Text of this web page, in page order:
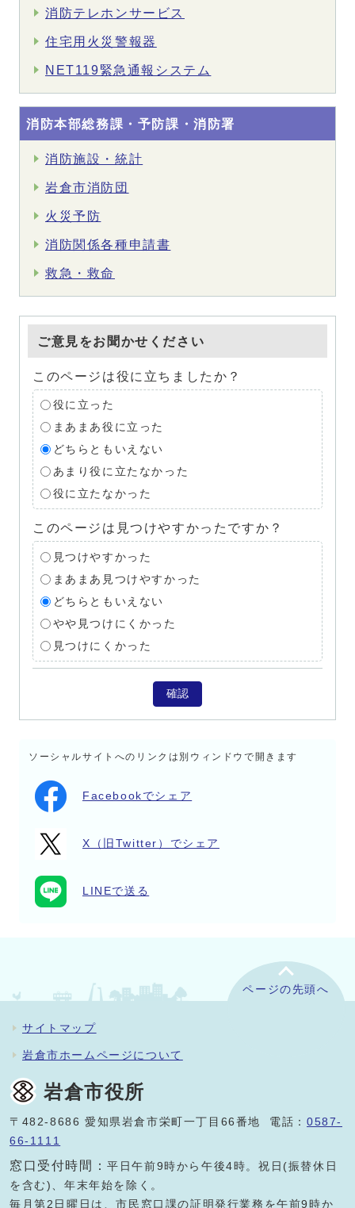
消防テレホンサービス
住宅用火災警報器
NET119緊急通報システム
消防本部総務課・予防課・消防署
消防施設・統計
岩倉市消防団
火災予防
消防関係各種申請書
救急・救命
ご意見をお聞かせください
このページは役に立ちましたか？
役に立った
まあまあ役に立った
どちらともいえない
あまり役に立たなかった
役に立たなかった
このページは見つけやすかったですか？
見つけやすかった
まあまあ見つけやすかった
どちらともいえない
やや見つけにくかった
見つけにくかった
確認
ソーシャルサイトへのリンクは別ウィンドウで開きます
Facebookでシェア
X（旧Twitter）でシェア
LINEで送る
ページの先頭へ
サイトマップ
岩倉市ホームページについて
岩倉市役所
〒482-8686 愛知県岩倉市栄町一丁目66番地 電話：0587-
66-1111
窓口受付時間：平日午前9時から午後4時。祝日(振替休日
を含む)、年末年始を除く。
毎月第2日曜日は、市民窓口課の証明発行業務を午前9時か